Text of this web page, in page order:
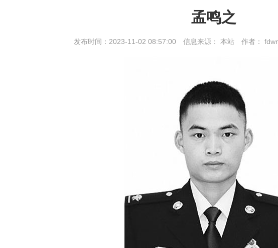
孟鸣之
发布时间：2023-11-02 08:57:00 信息来源： 本站 作者：